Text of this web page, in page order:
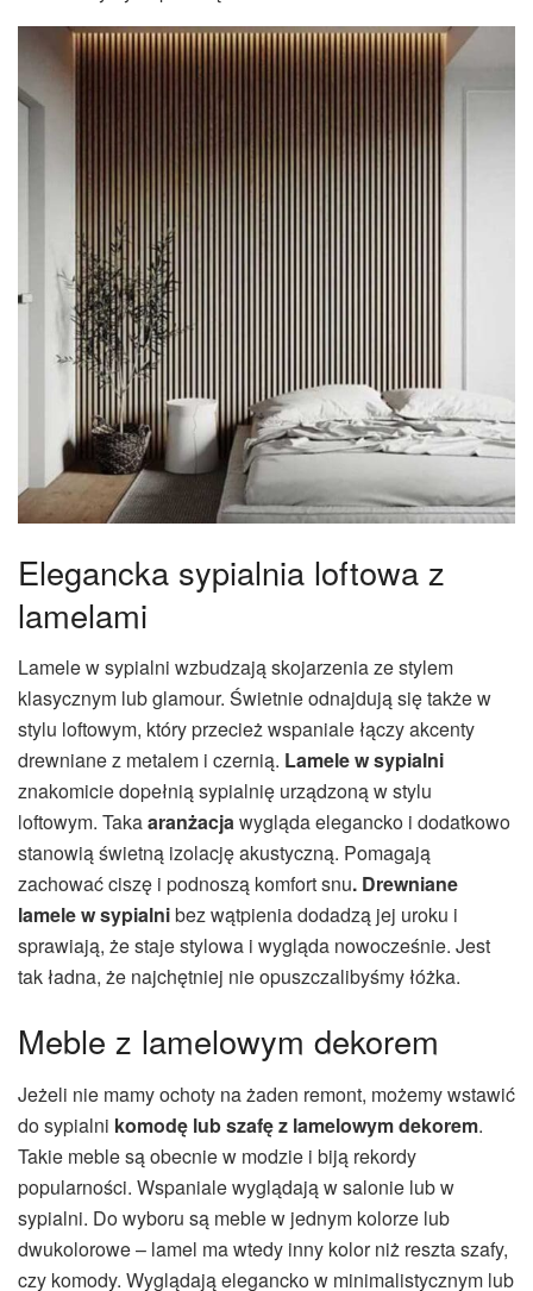
Elegancka sypialnia loftowa z
lamelami
Lamele w sypialni wzbudzają skojarzenia ze stylem
klasycznym lub glamour. Świetnie odnajdują się także w
stylu loftowym, który przecież wspaniale łączy akcenty
drewniane z metalem i czernią. Lamele w sypialni
znakomicie dopełnią sypialnię urządzoną w stylu
loftowym. Takaaranżacjawygląda elegancko i dodatkowo
stanowią świetną izolację akustyczną. Pomagają
zachować ciszę i podnoszą komfort snu. Drewniane
lamele w sypialnibez wątpienia dodadzą jej uroku i
sprawiają, że staje stylowa i wygląda nowocześnie. Jest
tak ładna, że najchętniej nie opuszczalibyśmy łóżka.
Meble z lamelowym dekorem
Jeżeli nie mamy ochoty na żaden remont, możemy wstawić
do sypialni komodę lub szafę z lamelowym dekorem.
Takie meble są obecnie w modzie i biją rekordy
popularności. Wspaniale wyglądają w salonie lub w
sypialni. Do wyboru są meble w jednym kolorze lub
dwukolorowe – lamel ma wtedy inny kolor niż reszta szafy,
czy komody. Wyglądają elegancko w minimalistycznym lub